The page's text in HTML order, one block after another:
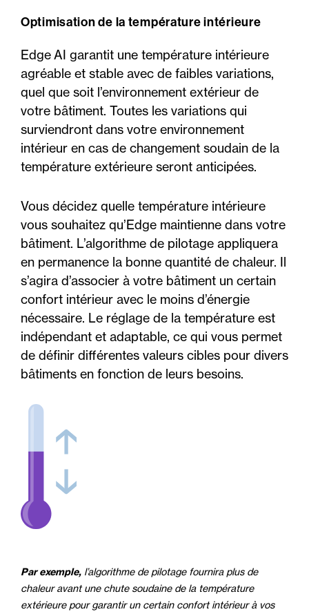
Optimisation de la température intérieure
Edge AI garantit une température intérieure
agréable et stable avec de faibles variations,
quel que soit l’environnement extérieur de
votre bâtiment. Toutes les variations qui
surviendront dans votre environnement
intérieur en cas de changement soudain de la
température extérieure seront anticipées.
Vous décidez quelle température intérieure
vous souhaitez qu’Edge maintienne dans votre
bâtiment. L’algorithme de pilotage appliquera
en permanence la bonne quantité de chaleur. Il
s’agira d’associer à votre bâtiment un certain
confort intérieur avec le moins d’énergie
nécessaire. Le réglage de la température est
indépendant et adaptable, ce qui vous permet
de définir différentes valeurs cibles pour divers
bâtiments en fonction de leurs besoins.
Par exemple, l’algorithme de pilotage fournira plus de
chaleur avant une chute soudaine de la température
extérieure pour garantir un certain confort intérieur à vos